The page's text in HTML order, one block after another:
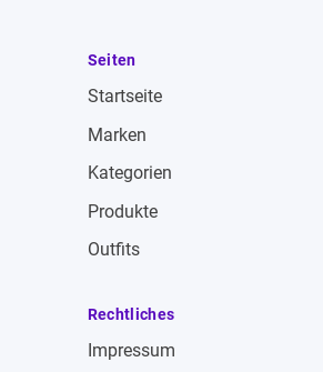
Seiten
Startseite
Marken
Kategorien
Produkte
Outfits
Rechtliches
Impressum